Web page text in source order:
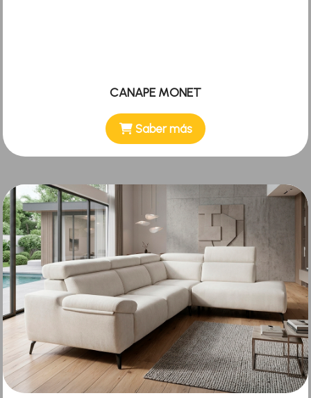
CANAPE MONET
Saber más